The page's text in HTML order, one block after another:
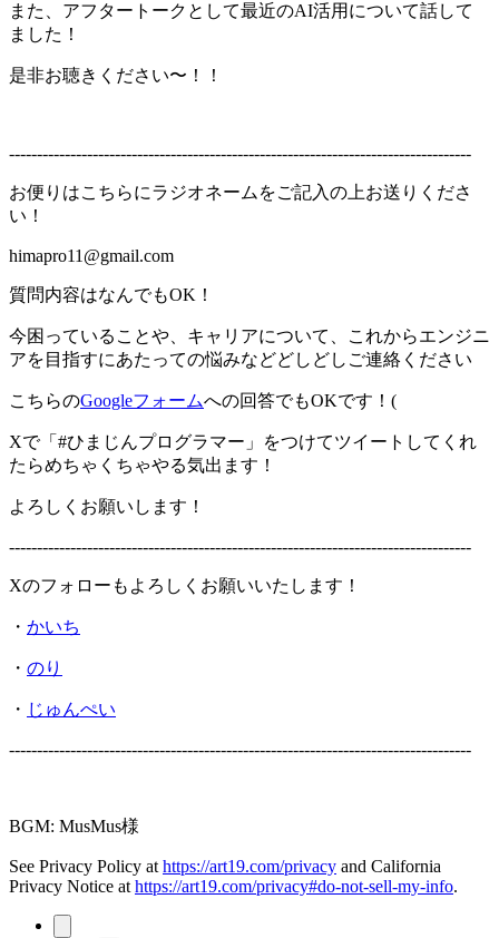
また、アフタートークとして最近のAI活用について話して
ました！
是非お聴きください〜！！
-----------------------------------------------------------------------------------
お便りはこちらにラジオネームをご記入の上お送りくださ
い！
himapro11@gmail.com
質問内容はなんでもOK！
今困っていることや、キャリアについて、これからエンジニ
アを目指すにあたっての悩みなどどしどしご連絡ください
こちらのGoogleフォームへの回答でもOKです！(
Xで「#ひまじんプログラマー」をつけてツイートしてくれ
たらめちゃくちゃやる気出ます！
よろしくお願いします！
-----------------------------------------------------------------------------------
Xのフォローもよろしくお願いいたします！
・ かいち
・ のり
・ じゅんぺい
-----------------------------------------------------------------------------------
BGM: MusMus様
See Privacy Policy at https://art19.com/privacy and California
Privacy Notice at https://art19.com/privacy#do-not-sell-my-info.